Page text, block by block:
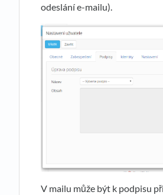
odeslání e-mailu).
V mailu může být k podpisu